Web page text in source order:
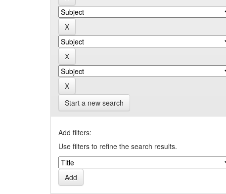
Start a new search
Add filters:
Use filters to refine the search results.